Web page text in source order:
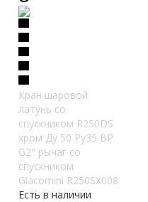
Кран шаровой
латунь со
спускником R250DS
хром Ду 50 Ру35 ВР
G2" рычаг со
спускником
Giacomini R250SX008
Есть в наличии